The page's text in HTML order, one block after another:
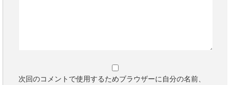
次回のコメントで使用するためブラウザーに自分の名前、